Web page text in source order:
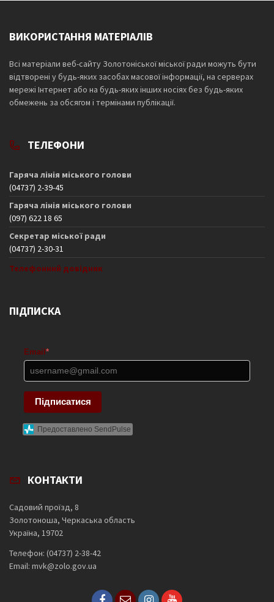
ВИКОРИСТАННЯ МАТЕРІАЛІВ
Всі матеріали веб-сайту Золотоніської міської ради можуть бути
відтворені у будь-яких засобах масової інформації, на серверах
мережі Інтернет або на будь-яких інших носіях без будь-яких
обмежень за обсягом і термінами публікації.
ТЕЛЕФОНИ
Гаряча лінія міського голови
(04737) 2-39-45
Гаряча лінія міського голови
(097) 622 18 65
Секретар міської ради
(04737) 2-30-31
Телефонний довідник
ПІДПИСКА
Email *
Підписатися
Предоставлено SendPulse
КОНТАКТИ
Садовий проїзд, 8
Золотоноша, Черкаська область
Україна, 19702
Телефон: (04737) 2-38-42
Email: mvk@zolo.gov.ua